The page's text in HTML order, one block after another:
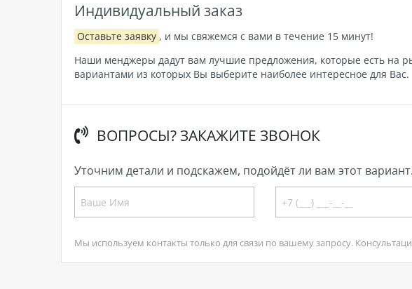
Индивидуальный заказ
Оставьте заявку , и мы свяжемся с вами в течение 15 минут!
Наши менджеры дадут вам лучшие предложения, которые есть на
вариантами из которых Вы выберите наиболее интересное для Вас.
ВОПРОСЫ? ЗАКАЖИТЕ ЗВОНОК
Уточним детали и подскажем, подойдёт ли вам этот
Мы используем контакты только для связи по вашему запросу.